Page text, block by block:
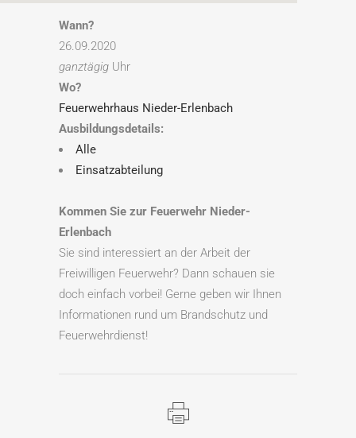
Wann?
26.09.2020
ganztägig Uhr
Wo?
Feuerwehrhaus Nieder-Erlenbach
Ausbildungsdetails:
Alle
Einsatzabteilung
Kommen Sie zur Feuerwehr Nieder-
Erlenbach
Sie sind interessiert an der Arbeit der
Freiwilligen Feuerwehr? Dann schauen sie
doch einfach vorbei! Gerne geben wir Ihnen
Informationen rund um Brandschutz und
Feuerwehrdienst!